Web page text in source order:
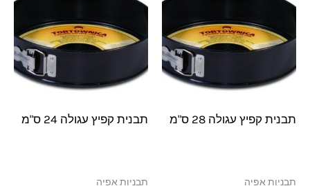
תבנית קפיץ עגולה 28 ס"מ
תבניות אפיה
תבנית קפיץ עגולה 24 ס"מ
תבניות אפיה